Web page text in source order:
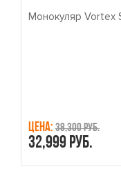
Монокуляр Vortex
Цена: 38,300 руб.
32,999 руб.